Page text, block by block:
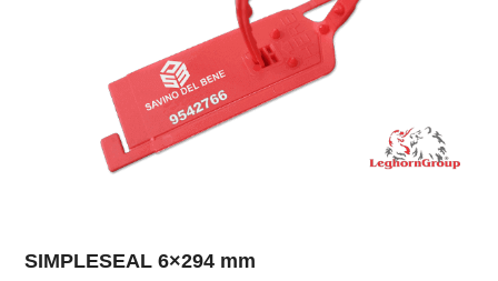
SIMPLESEAL 6×294 mm